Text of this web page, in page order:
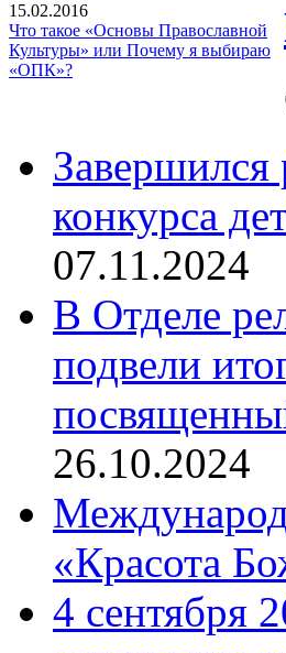
15.02.2016
Что такое «Основы Православной
Культуры» или Почему я выбираю
«ОПК»?
конкурса
07.11.2024
В Отделе
подвели
26.10.2024
«Красота
4 сентября